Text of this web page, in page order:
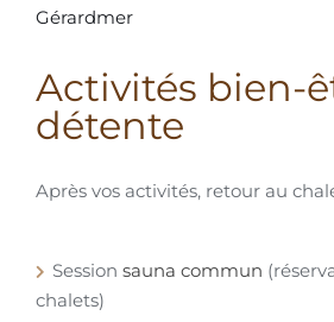
Gérardmer
Activités bien-
détente
Après vos activités, retour au
Session sauna commun
chalets)